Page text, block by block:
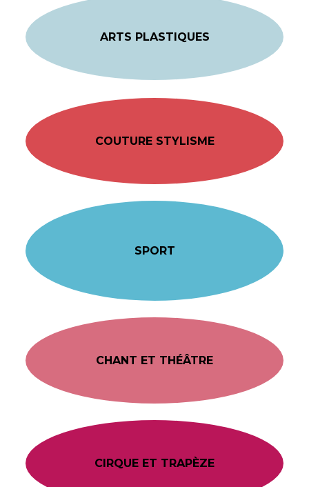
ARTS PLASTIQUES
COUTURE STYLISME
SPORT
CHANT ET THÉÂTRE
CIRQUE ET TRAPÈZE